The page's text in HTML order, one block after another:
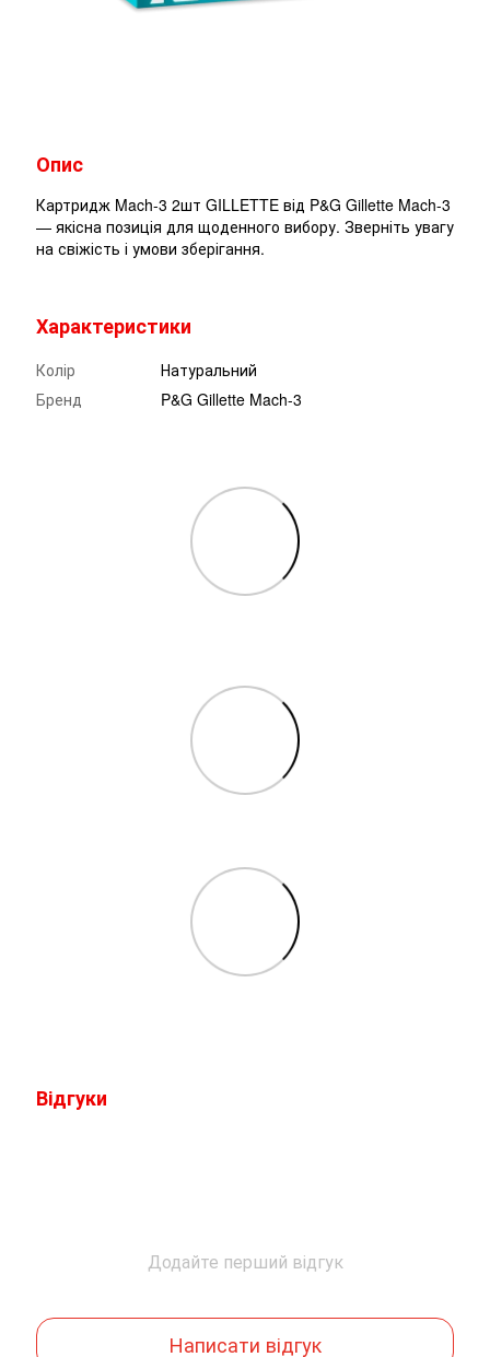
Опис
Картридж Mach-3 2шт GILLETTE від P&G Gillette Mach-3
— якісна позиція для щоденного вибору. Зверніть увагу
на свіжість і умови зберігання.
Характеристики
Колір
Натуральний
Бренд
P&G Gillette Mach-3
Відгуки
Додайте перший відгук
Написати відгук